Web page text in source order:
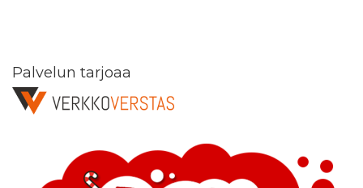
Palvelun tarjoaa